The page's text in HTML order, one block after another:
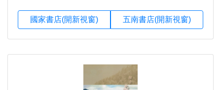
國家書店(開新視窗) 五南書店(開新視窗)